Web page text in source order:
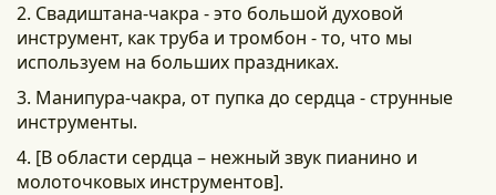
2. Свадиштана-чакра - это большой духовой
инструмент, как труба и тромбон - то, что мы
используем на больших праздниках.
3. Манипура-чакра, от пупка до сердца - струнные
инструменты.
4. [В области сердца – нежный звук пианино и
молоточковых инструментов].